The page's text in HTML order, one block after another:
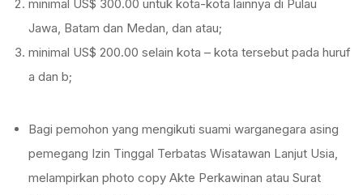
minimal US$ 300.00 untuk kota-kota lainnya di Pulau
Jawa, Batam dan Medan, dan atau;
minimal US$ 200.00 selain kota – kota tersebut pada huruf
a dan b;
Bagi pemohon yang mengikuti suami warganegara asing
pemegang Izin Tinggal Terbatas Wisatawan Lanjut Usia,
melampirkan photo copy Akte Perkawinan atau Surat